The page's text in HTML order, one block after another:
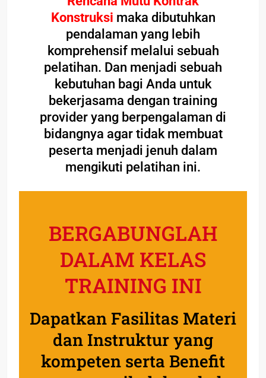
Konstruksi maka dibutuhkan
pendalaman yang lebih
komprehensif melalui sebuah
pelatihan. Dan menjadi sebuah
kebutuhan bagi Anda untuk
bekerjasama dengan training
provider yang berpengalaman di
bidangnya agar tidak membuat
peserta menjadi jenuh dalam
mengikuti pelatihan ini.
BERGABUNGLAH
DALAM KELAS
TRAINING INI
Dapatkan Fasilitas Materi
dan Instruktur yang
kompeten serta Benefit